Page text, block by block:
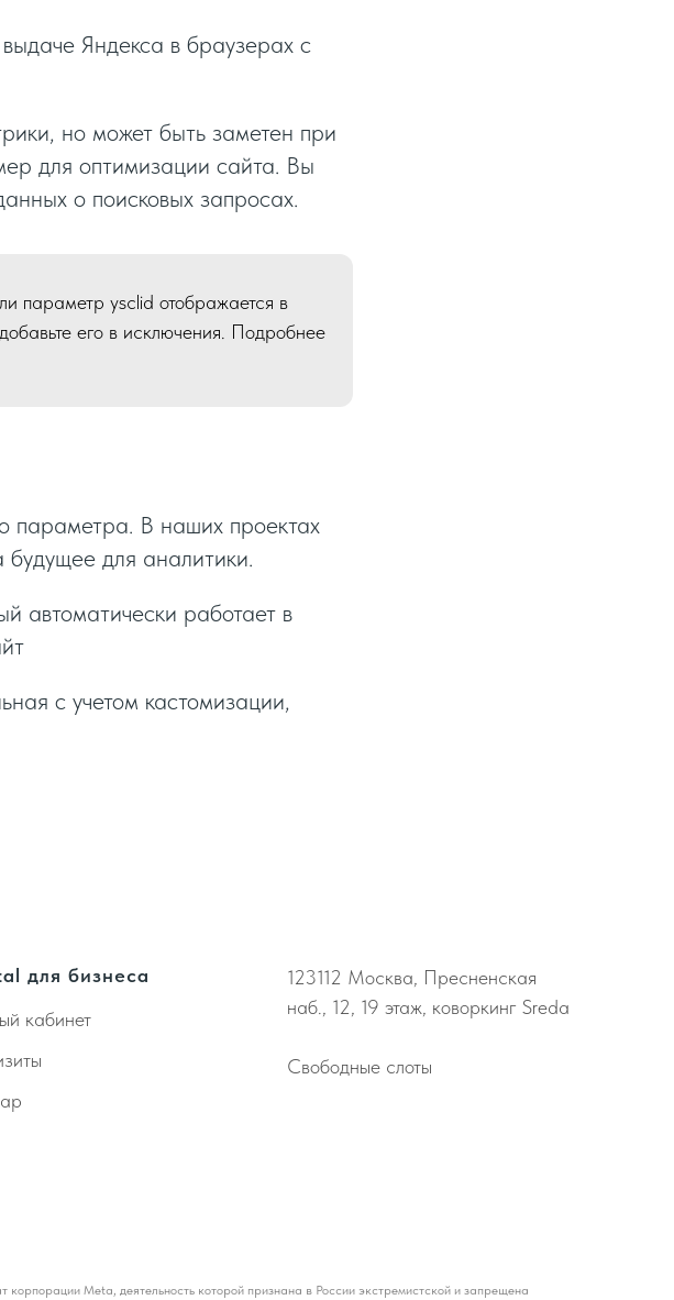
Яндекса в браузерах с
но может быть заметен при
для оптимизации сайта. Вы
о поисковых запросах.
параметр ysclid отображается в
его в исключения. Подробнее
параметра. В наших проектах
для аналитики.
автоматически работает в
с учетом кастомизации,
для бизнеса
кабинет
123112 Москва, Пресненская
наб., 12, 19 этаж, коворкинг Sreda
Свободные слоты
Meta, деятельность которой признана в России экстремистской и запрещена